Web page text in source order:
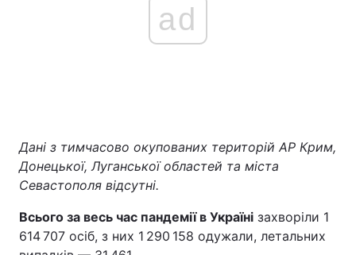
ad
Дані з тимчасово окупованих територій АР Крим,
Донецької, Луганської областей та міста
Севастополя відсутні.
Всього за весь час пандемії в Україні захворіли 1
614 707 осіб, з них 1 290 158 одужали, летальних